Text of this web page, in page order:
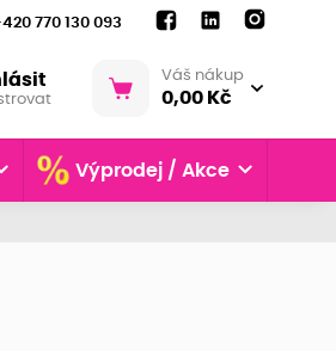
770 130 093
Váš nákup
0,00 Kč
Výprodej / Akce